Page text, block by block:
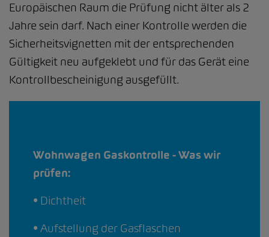
Europäischen Raum die Prüfung nicht älter als 2
Jahre sein darf. Nach einer Kontrolle werden die
Sicherheitsvignetten mit der entsprechenden
Gültigkeit neu aufgeklebt und für das Gerät eine
Kontrollbescheinigung ausgefüllt.
Wohnwagen Gaskontrolle - Was wir
prüfen:
• Dichtheit
• Aufstellung der Gasflaschen